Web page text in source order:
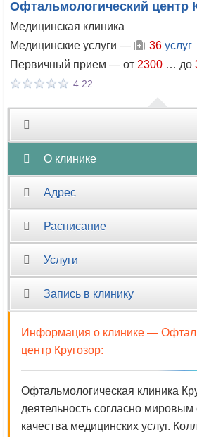
Офтальмологический центр
Медицинская клиника
Медицинские услуги —
36 услуг
Первичный прием — от 2300 … до
4.22
О клинике
Адрес
Расписание
Услуги
Запись в клинику
Информация о клинике —
центр Кругозор:
Офтальмологическая клиника
деятельность согласно мировым
качества медицинских услуг.